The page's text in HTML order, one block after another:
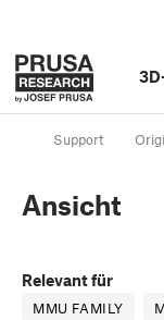
Support
Ansicht
Relevant für
MMU FAMILY